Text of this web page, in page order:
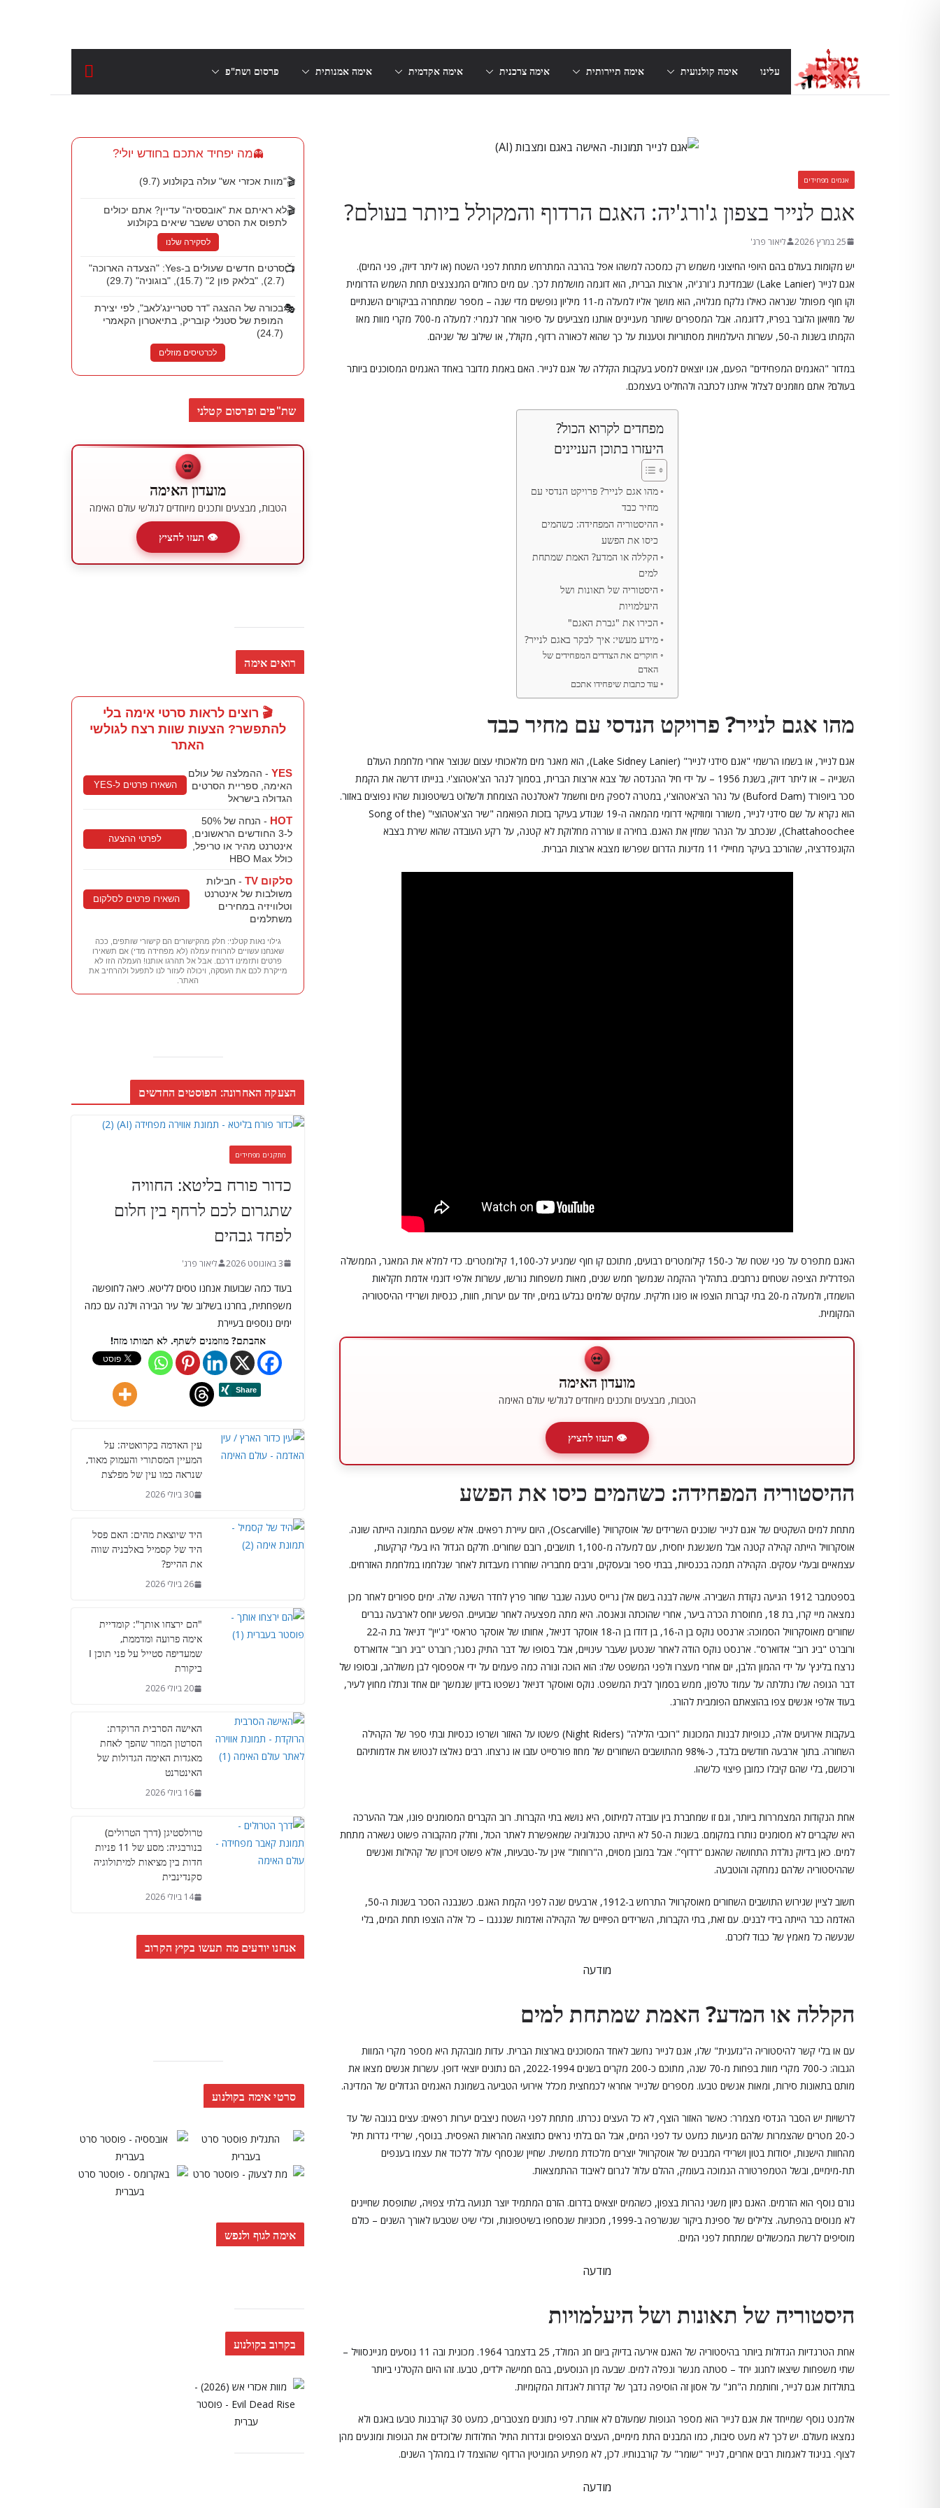
content
עלינו אימה קולנועית אימה תיירותית אימה צרכנית אימה אקדמית אימה אמנותית פרסום ושת"פ
אגמים מפחידים
אגם לנייר בצפון ג'ורג'יה: האגם הרדוף והמקולל ביותר בעולם?
25 במרץ 2026 ליאור פרג'
יש מקומות בעולם בהם היופי החיצוני משמש רק כמסכה למשהו אפל בהרבה המתרחש מתחת לפני השטח (או ליתר דיוק, פני המים).
אגם לנייר (Lake Lanier) שבמדינת ג'ורג'יה, ארצות הברית, הוא דוגמה מושלמת לכך. עם מים כחולים המנצנצים תחת השמש הדרומית
וקו חוף מפותל שנראה כאילו נלקח מגלויה, הוא מושך אליו למעלה מ-11 מיליון נופשים מדי שנה – מספר שמתחרה בביקורים השנתיים
של מוזיאון הלובר בפריז, לדוגמה. אבל המספרים שיותר מעניינים אותנו מצביעים על סיפור אחר לגמרי: למעלה מ-700 מקרי מוות מאז
הקמתו בשנות ה-50, עשרות היעלמויות מסתוריות וטענות על כך שהוא לכאורה רדוף, מקולל, או שילוב של שניהם.
במדור "האגמים המפחידים" הפעם, אנו יוצאים למסע בעקבות הקללה של אגם לנייר. האם באמת מדובר באחד האגמים המסוכנים ביותר
בעולם? אתם מוזמנים לצלול איתנו לכתבה ולהחליט בעצמכם.
מפחדים לקרוא הכול?
היעזרו בתוכן העניינים
מהו אגם לנייר? פרויקט הנדסי עם
מחיר כבד
ההיסטוריה המפחידה: כשהמים
כיסו את הפשע
הקללה או המדע? האמת שמתחת
למים
היסטוריה של תאונות ושל
היעלמויות
הכירו את "גברת האגם"
מידע מעשי: איך לבקר באגם לנייר?
חוקרים את הצדדים המפחידים של
האדם
עוד כתבות שיפחידו אתכם
מהו אגם לנייר? פרויקט הנדסי עם מחיר כבד
אגם לנייר, או בשמו הרשמי "אגם סידני לנייר" (Lake Sidney Lanier), הוא מאגר מים מלאכותי עצום שנוצר אחרי מלחמת העולם
השנייה – או ליתר דיוק, בשנת 1956 – על ידי חיל ההנדסה של צבא ארצות הברית, בסמוך לנהר הצ'אטהוצ'י. בנייתו דרשה את הקמת
סכר ביופורד (Buford Dam) על נהר הצ'אטהוצ'י, במטרה לספק מים וחשמל לאטלנטה הצומחת ולשלוט בשיטפונות שהיו נפוצים באזור.
הוא נקרא על שם סידני לנייר, משורר ומוזיקאי דרומי מהמאה ה-19 שנודע בעיקר בזכות הפואמה "שיר הצ'אטהוצי" (Song of the
Chattahoochee), שנכתב על הנהר שמזין את האגם. בחירה זו עוררה מחלוקת לא קטנה, על רקע העובדה שהוא שירת בצבא
הקונפדרציה, שהורכב בעיקר מחיילי 11 מדינות הדרום שפרשו מצבא ארצות הברית.
האגם מתפרס על פני שטח של כ-150 קילומטרים רבועים, מתוכם קו חוף שמגיע לכ-1,100 קילומטרים. כדי למלא את המאגר, הממשלה
הפדרלית הציפה שטחים נרחבים. בתהליך ההקמה שנמשך חמש שנים, מאות משפחות גורשו, עשרות אלפי דונמי אדמת חקלאות
הושמדו, ולמעלה מ-20 בתי קברות הוצפו או פונו חלקית. עמקים שלמים נבלעו במים, יחד עם יערות, חוות, כנסיות ושרידי ההיסטוריה
המקומית.
💀
מועדון האימה
הטבות, מבצעים ותכנים מיוחדים לגולשי עולם האימה
👁 תעזו להציץ
ההיסטוריה המפחידה: כשהמים כיסו את הפשע
מתחת למים השקטים של אגם לנייר שוכנים השרידים של אוסקרוויל (Oscarville), היום עיירת רפאים. אלא שפעם התמונה הייתה שונה.
אוסקרוויל הייתה קהילה קטנה אבל משגשגת יחסית, עם למעלה מ-1,100 תושבים, רובם שחורים. חלקם הגדול היו בעלי קרקעות,
עצמאיים ובעלי עסקים. הקהילה תמכה בכנסיות, בבתי ספר ובעסקים, ורבים מחבריה שוחררו מעבדות לאחר שנלחמו במלחמת האזרחים.
בספטמבר 1912 הגיעה נקודת השבירה. אישה לבנה בשם אלן גרייס טענה שגבר שחור פרץ לחדר השינה שלה. ימים ספורים לאחר מכן
נמצאה מיי קרו, בת 18, מחוסרת הכרה ביער, אחרי שהוכתה ונאנסה. היא מתה מפצעיה לאחר שבועיים. הפשע יוחס לארבעה גברים
שחורים מאוסקרוויל הסמוכה: ארנסט נוקס בן ה-16, בן דודו בן ה-18 אוסקר דניאל, אחותו של אוסקר טראסי "ג'יין" דניאל בת ה-22
ורוברט "ביג רוב" אדוארס". ארנסט נוקס הודה לאחר שנטען שעבר עינויים, אבל בסופו של דבר התיק נסגר; רוברט "ביג רוב" אדוארדס
נרצח בלינץ' על ידי ההמון הלבן, יום אחרי מעצרו ולפני המשפט שלו: הוא הוכה ונורה כמה פעמים על ידי אספסוף לבן משולהב, ובסופו של
דבר הגופה שלו נתלתה על עמוד טלפון, ממש בסמוך לבית המשפט. נוקס ואוסקר דניאל נשפטו בדיון שנמשך יום אחד ונתלו מחוץ לעיר,
בעוד אלפי אנשים צפו בהוצאתם הפומבית להורג.
בעקבות אירועים אלה, כנופיות לבנות המכונות "רוכבי הלילה" (Night Riders) פשטו על האזור ושרפו כנסיות ובתי ספר של הקהילה
השחורה. בתוך ארבעה חודשים בלבד, כ-98% מהתושבים השחורים של מחוז פורסייט עזבו או נרצחו. רבים נאלצו לנטוש את אדמותיהם
ורכושם, בלי שהם קיבלו כמובן פיצוי כלשהו.
אחת הנקודות המצמררות ביותר, וגם זו שמחברת בין עובדה למיתוס, היא נושא בתי הקברות. רוב הקברים המסומנים פונו, אבל ההערכה
היא שקברים לא מסומנים נותרו במקומם. בשנות ה-50 לא הייתה טכנולוגיה שמאפשרת לאתר הכול, וחלק מהקבורה פשוט נשארה מתחת
למים. כאן בדיוק נולדת התחושה שהאגם “רדוף”. אבל במובן מסוים, ה"רוחות" אינן על-טבעיות, אלא פשוט זיכרון של קהילות ואנשים
שההיסטוריה שלהם נמחקה והוטבעה.
חשוב לציין שגירוש התושבים השחורים מאוסקרוויל התרחש ב-1912, ארבעים שנה לפני הקמת האגם. כשנבנה הסכר בשנות ה-50,
האדמה כבר הייתה בידי לבנים. עם זאת, בתי הקברות, השרידים הפיזיים של הקהילה ואדמות שנגנבו – כל אלה הוצפו תחת המים, בלי
שנעשה כל מאמץ של כבוד לזכרם.
מודעה
הקללה או המדע? האמת שמתחת למים
עם או בלי קשר להיסטוריה ה"גזענית" שלו, אגם לנייר נחשב לאחד המסוכנים בארצות הברית. עדות מובהקת היא מספר מקרי המוות
הגבוה: כ-700 מקרי מוות בפחות מ-70 שנה, מתוכם כ-200 מקרים בשנים 2022-1994, הם נתונים יוצאי דופן. עשרות אנשים מצאו את
מותם בתאונות סירות, ומאות אנשים טבעו. מספרים שלנייר אחראי לכמחצית מכלל אירועי הטביעה בשמונת האגמים הגדולים של המדינה.
לרשויות יש הסבר הנדסי מצמרר: כאשר האזור הוצף, לא כל העצים נכרתו. מתחת לפני השטח ניצבים יערות רפאים: עצים בגובה של עד
כ-20 מטרים שהצמרות שלהם מגיעות כמעט עד לפני המים, אבל הם בלתי נראים כתוצאה מהראות האפסית. בנוסף, שרידי גדרות תיל
מהחוות הישנות, יסודות בטון ושרידי המבנים של אוסקרוויל יוצרים מלכודת ממשית. שחיין שנסחף עלול ללכוד את עצמו בענפים
תת-מימיים, ובשל הטמפרטורה הנמוכה בעומק, ההלם עלול לגרום לאיבוד ההתמצאות.
גורם נוסף הוא הזרמים. האגם ניזון משני נהרות בצפון, כשהמים יוצאים בדרום. הזרם המתמיד יוצר תנועה בלתי צפויה, שתופסת שחיינים
לא מנוסים בהפתעה. צלילים של ספינת ביקור שנשרפה ב-1999, מכוניות שנסחפו בשיטפונות, וכלי שיט שטבעו לאורך השנים – כולם
מוסיפים לרשת המכשולים שמתחת לפני המים.
מודעה
היסטוריה של תאונות ושל היעלמויות
אחת הטרגדיות הגדולות ביותר בהיסטוריה של האגם אירעה בדיוק ביום חג המולד, 25 בדצמבר 1964. מכונית ובה 11 נוסעים מגיינסוויל –
שתי משפחות שיצאו לחגוג יחד – סטתה מגשר ונפלה למים. שבעה מן הנוסעים, בהם חמישה ילדים, טבעו. זהו היום הקטלני ביותר
בתולדות אגם לנייר, וחותמת ה"חג" על אסון זה הוסיפה נדבך של קדרות לאגדות המקומיות.
אלמנט נוסף שמייחד את אגם לנייר הוא מספר הגופות שמעולם לא אותרו. לפי נתונים מצטברים, כמעט 30 קורבנות טבעו באגם ולא
נמצאו מעולם. יש לכך לא מעט סיבות, כמו המבנים התת מימיים, העצים הצפופים וגדרות התיל החלודות שלוכדים את הגופות ומונעים מהן
לצוף. בניגוד לאגמות רבים אחרים, לנייר "שומר" על קורבנותיו. לכן, לא מפתיע המוניטין הרדוף שהוצמד לו במהלך השנים.
מודעה
👻מה יפחיד אתכם בחודש יולי?
🎬"מוות אכזרי אש" עולה בקולנוע (9.7)
🎬לא ראיתם את "אובססיה" עדיין? אתם יכולים
לתפוס את הסרט ששבר שיאים בקולנוע
לסקירה שלנו
📺
סרטים חדשים שעולים ב-Yes: "הצעדה הארוכה"
(2.7), "בלאק פון 2" (15.7), "בוגוניה" (29.7)
🎭בכורה של ההצגה "דר סטריינג'לאב", לפי יצירת
המופת של סטנלי קובריק, בתיאטרון הקאמרי
(24.7)
לכרטיסים מוזלים
שת"פים ופרסום קטלני
💀
מועדון האימה
הטבות, מבצעים ותכנים מיוחדים לגולשי עולם האימה
👁 תעזו להציץ
רואים אימה
🎬 רוצים לראות סרטי אימה בלי
להתפשר? הצעות שוות רצח לגולשי
האתר
YES - ההמלצה של עולם
האימה, ספריית הסרטים
הגדולה בישראל
השאירו פרטים ל-YES
HOT
- הנחה של 50%
ל-3 החודשים הראשונים,
אינטרנט מהיר או טריפל,
כולל HBO Max
לפרטי ההצעה
סלקום TV
- חבילות
משולבות של אינטרנט
וטלוויזיה במחירים
משתלמים
השאירו פרטים לסלקום
גילוי נאות קטלני: חלק מהקישורים הם קישורי שותפים, ככה
שאנחנו עשויים להרוויח עמלה (לא מפחידה מדי) אם תשאירו
פרטים ותזמינו דרכם. אבל אל תהרגו אותנו! העמלה הזו לא
מייקרת לכם את העסקה, ויכולה לעזור לנו לתפעל ולהרחיב את
האתר.
הצעקה האחרונה: הפוסטים החדשים
מתקנים מפחידים
כדור פורח בליטא: החוויה
שתגרום לכם לרחף בין חלום
לפחד גבהים
3 באוגוסט 2026 ליאור פרג'
בעוד כמה שבועות אנחנו טסים לליטא. כיאה לחופשה
משפחתית, בחרנו בשילוב של עיר הבירה וילנה עם כמה
ימים נוספים בעיירת
אהבתם? מוזמנים לשתף. לא תמותו מזה!
עין האדמה בקרואטיה: על
המעיין המסתורי והעמוק מאוד,
שנראה כמו עין של מפלצת
30 ביולי 2026
היד שיוצאת מהים: האם פסל
היד של קסמיל באלבניה שווה
את ההייפ?
26 ביולי 2026
"הם ירצחו אותך": קומדיית
אימה פרועה ומדממת,
שמעדיפה סטייל על פני תוכן I
ביקורת
20 ביולי 2026
האישה הסרבית הרוקדת:
הסרטון המוזר שהפך לאחת
מאגדות האימה הגדולות של
האינטרנט
16 ביולי 2026
טרולסטיגן (דרך הטרולים)
בנורבגיה: מסע של 11 פניות
חדות בין מציאות למיתולוגיה
סקנדינבית
14 ביולי 2026
אנחנו יודעים מה תעשו בקיץ הקרוב
סרטי אימה בקולנוע
אימה לגוף ולנפש
בקרוב בקולנוע